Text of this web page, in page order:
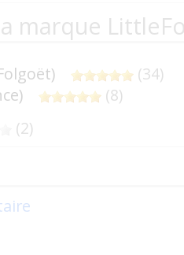
marque
(34)
(8)
(2)